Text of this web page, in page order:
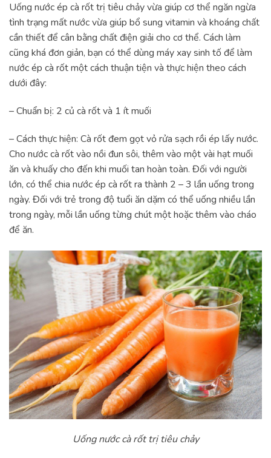
Uống nước ép cà rốt trị tiêu chảy vừa giúp cơ thể ngăn ngừa
tình trạng mất nước vừa giúp bổ sung vitamin và khoáng chất
cần thiết để cân bằng chất điện giải cho cơ thể. Cách làm
cũng khá đơn giản, bạn có thể dùng máy xay sinh tố để làm
nước ép cà rốt một cách thuận tiện và thực hiện theo cách
dưới đây:
– Chuẩn bị: 2 củ cà rốt và 1 ít muối
– Cách thực hiện: Cà rốt đem gọt vỏ rửa sạch rồi ép lấy nước.
Cho nước cà rốt vào nồi đun sôi, thêm vào một vài hạt muối
ăn và khuấy cho đến khi muối tan hoàn toàn. Đối với người
lớn, có thể chia nước ép cà rốt ra thành 2 – 3 lần uống trong
ngày. Đối với trẻ trong độ tuổi ăn dặm có thể uống nhiều lần
trong ngày, mỗi lần uống từng chút một hoặc thêm vào cháo
để ăn.
Uống nước cà rốt trị tiêu chảy